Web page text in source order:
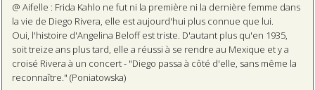
@ Aifelle : Frida Kahlo ne fut ni la première ni la dernière femme dans
la vie de Diego Rivera, elle est aujourd'hui plus connue que lui.
Oui, l'histoire d'Angelina Beloff est triste. D'autant plus qu'en 1935,
soit treize ans plus tard, elle a réussi à se rendre au Mexique et y a
croisé Rivera à un concert - "Diego passa à côté d'elle, sans même la
reconnaître." (Poniatowska)